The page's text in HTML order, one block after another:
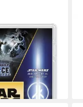
Switch, 7
2 als
bei dir